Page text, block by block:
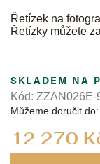
Řetízek na
Řetízky můžete
12 270
SKLADEM NA
Můžeme doručit do:
Kód: ZZAN026E-